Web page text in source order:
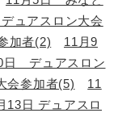
ュアスロン大会
加者(2)
11月9
日 デュアスロン
会参加者(5)
11
13日 デュアスロ